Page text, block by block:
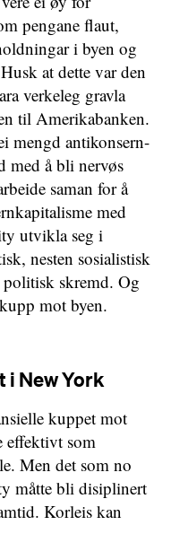
pengane flaut,
i byen og
at dette var den
verkeleg gravla
til Amerikabanken.
mengd antikonsern-
med å bli nervøs
saman for å
med
utvikla seg i
nesten sosialistisk
skremd. Og
mot byen.
i New York
kuppet mot
effektivt som
Men det som no
måtte bli disiplinert
Korleis kan